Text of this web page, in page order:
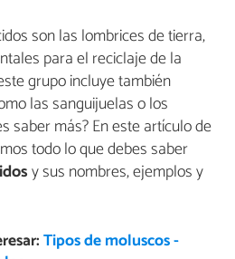
son las lombrices de tierra,
para el reciclaje de la
grupo incluye también
las sanguijuelas o los
saber más? En este artículo de
todo lo que debes saber
y sus nombres, ejemplos y
Tipos de moluscos -